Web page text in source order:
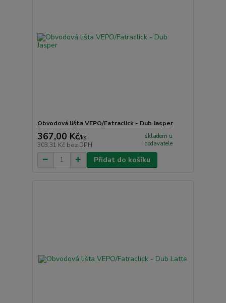
Obvodová lišta VEPO/Fatraclick - Dub Jasper
367,00 Kč/ks
303,31 Kč bez DPH
skladem u
dodavatele
Přidat do košíku